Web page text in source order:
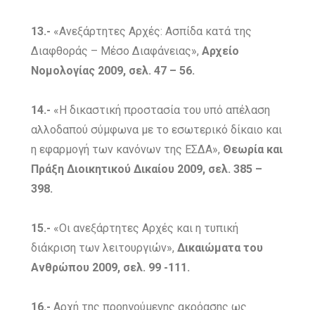
13.- «Ανεξάρτητες Αρχές: Ασπίδα κατά της
Διαφθοράς – Μέσο Διαφάνειας»,Αρχείο
Νομολογίας 2009, σελ. 47 – 56.
14.- «Η δικαστική προστασία του υπό απέλαση
αλλοδαπού σύμφωνα με το εσωτερικό δίκαιο και
η εφαρμογή των κανόνων της ΕΣΔΑ», Θεωρία και
Πράξη Διοικητικού Δικαίου 2009, σελ. 385 –
398.
15.- «Οι ανεξάρτητες Αρχές και η τυπική
διάκριση των λειτουργιών»,Δικαιώματα του
Ανθρώπου 2009, σελ. 99 -111.
16.- Αρχή της προηγούμενης ακρόασης ως